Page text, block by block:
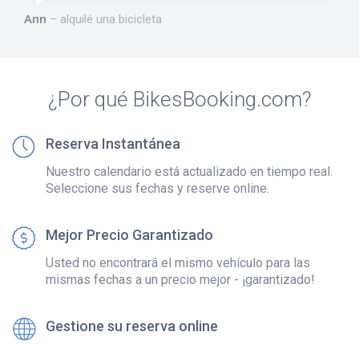
Ann alquilé una bicicleta
¿Por qué BikesBooking.com?
Reserva Instantánea
Nuestro calendario está actualizado en tiempo real.
Seleccione sus fechas y reserve online.
Mejor Precio Garantizado
Usted no encontrará el mismo vehículo para las
mismas fechas a un precio mejor - ¡garantizado!
Gestione su reserva online